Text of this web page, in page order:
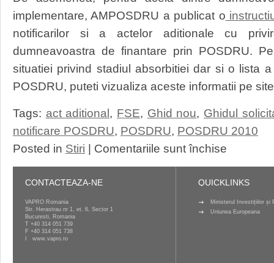
implementare, AMPOSDRU a publicat o
notificarilor si a actelor aditionale cu
dumneavoastra de finantare prin POSDRU.
situatiei privind stadiul absorbitiei dar si o lista
POSDRU, puteti vizualiza aceste informatii pe
Tags: act aditional, FSE, Ghid nou, Ghidul
notificare POSDRU, POSDRU, POSDRU 2010
Posted in Stiri | Comentariile sunt închise
Noul
Ghidului
solicitantului
CONTACTEAZA-NE
VAPRO Romania
Str. Herastrau nr 1, et. 6, Sector 1
Bucuresti, Romania
T +40 314 051 739
F +40 314 051 738
www.vapro.ro
QUICKLINKS
Ministerul Investițiilor și
Uniunea Europeana